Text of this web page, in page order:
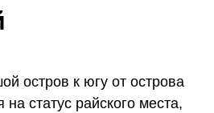
остров к югу от острова
статус райского места,